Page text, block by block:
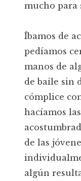
mucho para
Íbamos de
pedíamos
manos de
de baile sin
cómplice
hacíamos
de las
algún